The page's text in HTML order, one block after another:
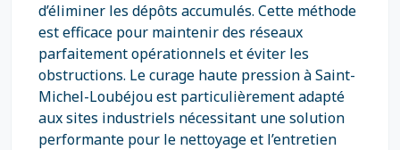
d’éliminer les dépôts accumulés. Cette méthode
est efficace pour maintenir des réseaux
parfaitement opérationnels et éviter les
obstructions. Le curage haute pression à Saint-
Michel-Loubéjou est particulièrement adapté
aux sites industriels nécessitant une solution
performante pour le nettoyage et l’entretien